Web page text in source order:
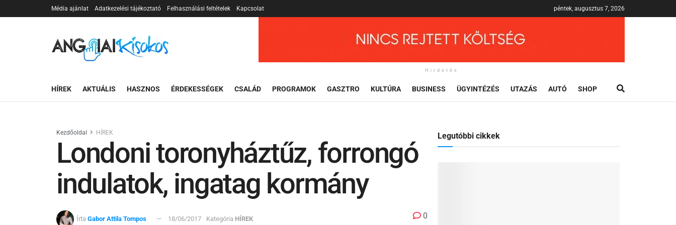
Média ajánlat Adatkezelési tájékoztató Felhasználási feltételek Kapcsolat péntek, augusztus 7, 2026
Hirdetés
HÍREK AKTUÁLIS HASZNOS ÉRDEKESSÉGEK CSALÁD PROGRAMOK GASZTRO KULTÚRA BUSINESS ÜGYINTÉZÉS UTAZÁS AUTÓ SHOP
Kezdőoldal HÍREK
Londoni toronyháztűz, forrongó
indulatok, ingatag kormány
Írta Gabor Attila Tompos 18/06/2017 Kategória HÍREK 0
Legutóbbi cikkek